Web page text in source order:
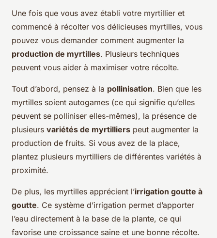
Une fois que vous avez établi votre myrtillier et
commencé à récolter vos délicieuses myrtilles, vous
pouvez vous demander comment augmenter la
production de myrtilles. Plusieurs techniques
peuvent vous aider à maximiser votre récolte.
Tout d’abord, pensez à la pollinisation. Bien que les
myrtilles soient autogames (ce qui signifie qu’elles
peuvent se polliniser elles-mêmes), la présence de
plusieurs variétés de myrtilliers peut augmenter la
production de fruits. Si vous avez de la place,
plantez plusieurs myrtilliers de différentes variétés à
proximité.
De plus, les myrtilles apprécient l’irrigation goutte à
goutte. Ce système d’irrigation permet d’apporter
l’eau directement à la base de la plante, ce qui
favorise une croissance saine et une bonne récolte.